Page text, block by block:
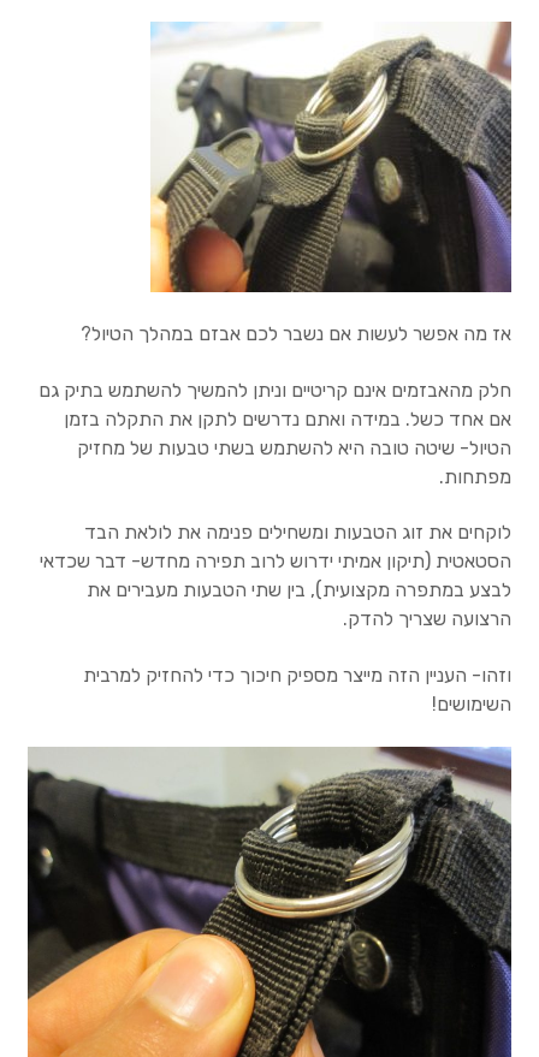
View a List
איך זה עובד?
אחריות
עלויות
שאלות נפוצות
הסכם השכירות
טיהור ונשיאת מים
מעילים מבודדים
מעילים קשיחים
שקי שינה ומזרנים
תקשורת לווינית
טלפונים לוויניים
תרמילים בינוניים
אז מה אפשר לעשות אם נשבר לכם אבזם במהלך הטיול?
חלק מהאבזמים אינם קריטיים וניתן להמשיך להשתמש בתיק גם
אם אחד כשל. במידה ואתם נדרשים לתקן את התקלה בזמן
הטיול- שיטה טובה היא להשתמש בשתי טבעות של מחזיק
מפתחות.
לוקחים את זוג הטבעות ומשחילים פנימה את לולאת הבד
הסטאטית (תיקון אמיתי ידרוש לרוב תפירה מחדש- דבר שכדאי
לבצע במתפרה מקצועית), בין שתי הטבעות מעבירים את
הרצועה שצריך להדק.
וזהו- העניין הזה מייצר מספיק חיכוך כדי להחזיק למרבית
השימושים!